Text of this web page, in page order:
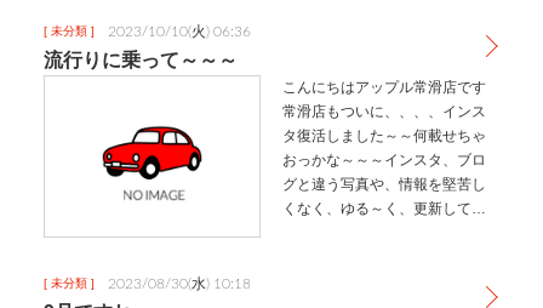
下さ…
[ 未分類 ] 2023/10/10(火) 06:36
流行りに乗って～～～
こんにちはアップル常滑店です
常滑店もついに、、、、インス
タ復活しました～～何載せちゃ
おっかな～～～インスタ、ブロ
グと違う写真や、情報を堅苦し
くなく、ゆる～く、更新してい
[ 未分類 ] 2023/08/30(水) 10:18